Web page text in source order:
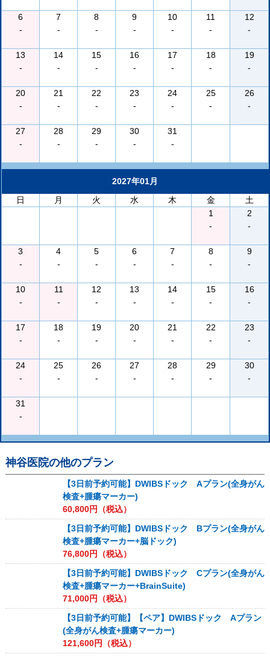
6
-
7
-
8
-
9
-
10
-
11
-
12
-
13
-
14
-
15
-
16
-
17
-
18
-
19
-
20
-
21
-
22
-
23
-
24
-
25
-
26
-
27
-
28
-
29
-
30
-
31
-
2027年01月
日
月 火 水 木 金
土
1
-
2
-
3
-
4
-
5
-
6
-
7
-
8
-
9
-
10
-
11
-
12
-
13
-
14
-
15
-
16
-
17
-
18
-
19
-
20
-
21
-
22
-
23
-
24
-
25
-
26
-
27
-
28
-
29
-
30
-
31
-
神谷医院の他のプラン
【3日前予約可能】DWIBSドック Aプラン(全身がん
検査+腫瘍マーカー)
60,800円（税込）
【3日前予約可能】DWIBSドック Bプラン(全身がん
検査+腫瘍マーカー+脳ドック)
76,800円（税込）
【3日前予約可能】DWIBSドック Cプラン(全身がん
検査+腫瘍マーカー+BrainSuite)
71,000円（税込）
【3日前予約可能】【ペア】DWIBSドック Aプラン
(全身がん検査+腫瘍マーカー)
121,600円（税込）